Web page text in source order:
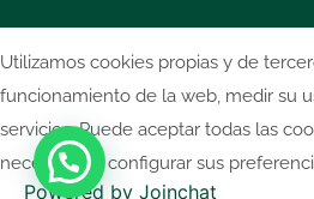
Powered by Joinchat
Utilizamos cookies propias y de
funcionamiento de la web, medir su
servicios. Puede aceptar todas las
necesarias o configurar sus